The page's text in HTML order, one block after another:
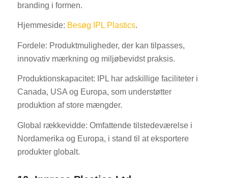
branding i formen.
Hjemmeside: Besøg IPL Plastics.
Fordele: Produktmuligheder, der kan tilpasses,
innovativ mærkning og miljøbevidst praksis.
Produktionskapacitet: IPL har adskillige faciliteter i
Canada, USA og Europa, som understøtter
produktion af store mængder.
Global rækkevidde: Omfattende tilstedeværelse i
Nordamerika og Europa, i stand til at eksportere
produkter globalt.